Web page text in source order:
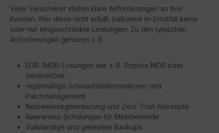
Viele Versicherer stellen klare Anforderungen an ihre
Kunden. Wer diese nicht erfüllt, bekommt im Ernstfall keine
oder nur eingeschränkte Leistungen. Zu den typischen
Anforderungen gehören z. B.:
EDR-/MDR-Lösungen wie z. B. Sophos MDR oder
SentinelOne
regelmäßige Schwachstellenanalysen und
Patchmanagement
Netzwerksegmentierung und Zero Trust-Konzepte
Awareness-Schulungen für Mitarbeitende
Vollständige und getestete Backups